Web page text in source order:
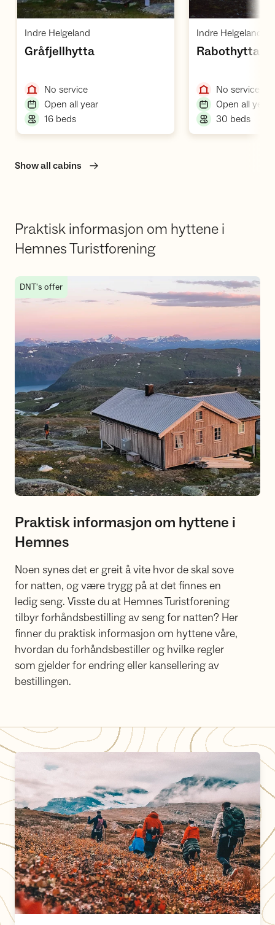
Open cabin
Indre Helgeland
Gråfjellhytta,
No service,
Open all year,
16 beds,
Indre Helgeland
Rabothytta
No service
Open all year
30 beds,
Show all cabins
Praktisk informasjon om hyttene i
Hemnes Turistforening
Praktisk informasjon om hyttene i Hemnes
DNT's offer
Praktisk informasjon om hyttene i
Hemnes
Noen synes det er greit å vite hvor de skal sove
for natten, og være trygg på at det finnes en
ledig seng. Visste du at Hemnes Turistforening
tilbyr forhåndsbestilling av seng for natten? Her
finner du praktisk informasjon om hyttene våre,
hvordan du forhåndsbestiller og hvilke regler
som gjelder for endring eller kansellering av
bestillingen.
Informasjon om priser og betaling i Hemnes Turistforening